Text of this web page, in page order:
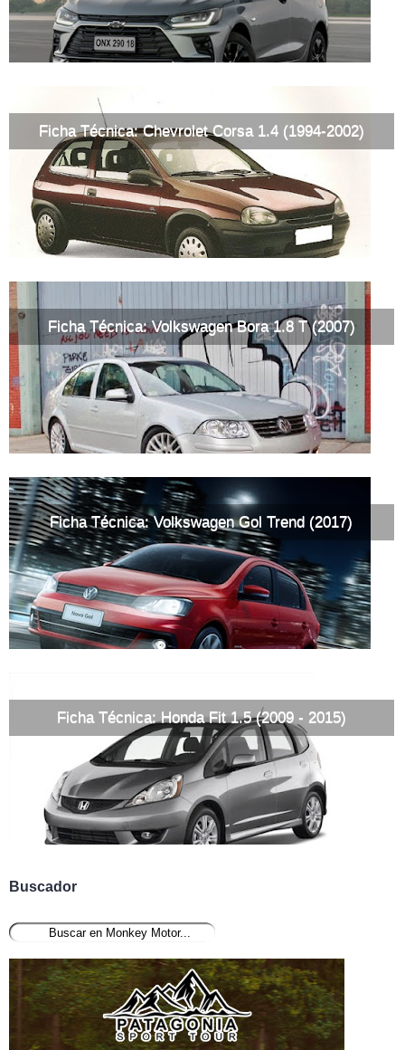
Ficha Técnica: Chevrolet Corsa 1.4 (1994-2002)
Ficha Técnica: Volkswagen Bora 1.8 T (2007)
Ficha Técnica: Volkswagen Gol Trend (2017)
Ficha Técnica: Honda Fit 1.5 (2009 - 2015)
Buscador